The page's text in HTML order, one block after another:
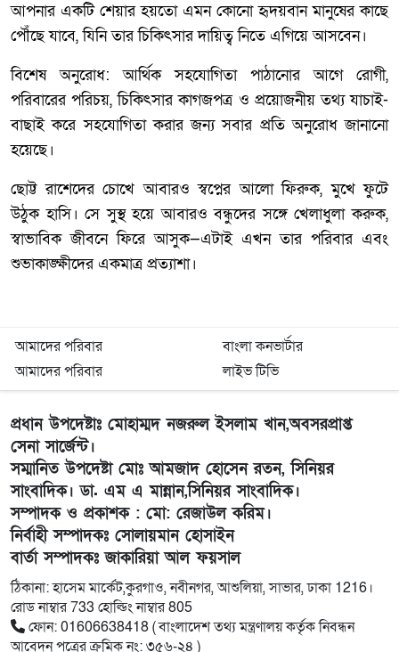
আপনার একটি শেয়ার হয়তো এমন কোনো হৃদয়বান মানুষের কাছে
পৌঁছে যাবে, যিনি তার চিকিৎসার দায়িত্ব নিতে এগিয়ে আসবেন।
বিশেষ অনুরোধ: আর্থিক সহযোগিতা পাঠানোর আগে রোগী,
পরিবারের পরিচয়, চিকিৎসার কাগজপত্র ও প্রয়োজনীয় তথ্য যাচাই-
বাছাই করে সহযোগিতা করার জন্য সবার প্রতি অনুরোধ জানানো
হয়েছে।
ছোট্ট রাশেদের চোখে আবারও স্বপ্নের আলো ফিরুক, মুখে ফুটে
উঠুক হাসি। সে সুস্থ হয়ে আবারও বন্ধুদের সঙ্গে খেলাধুলা করুক,
স্বাভাবিক জীবনে ফিরে আসুক—এটাই এখন তার পরিবার এবং
শুভাকাঙ্ক্ষীদের একমাত্র প্রত্যাশা।
আমাদের পরিবার
বাংলা কনভার্টার
আমাদের পরিবার
লাইভ টিভি
প্রধান উপদেষ্টাঃ মোহাম্মদ নজরুল ইসলাম খান,অবসরপ্রাপ্ত
সেনা সার্জেন্ট।
সম্মানিত উপদেষ্টা মোঃ আমজাদ হোসেন রতন, সিনিয়র
সাংবাদিক। ডা. এম এ মান্নান,সিনিয়র সাংবাদিক।
সম্পাদক ও প্রকাশক : মো: রেজাউল করিম।
নির্বাহী সম্পাদকঃ সোলায়মান হোসাইন
বার্তা সম্পাদকঃ জাকারিয়া আল ফয়সাল
ঠিকানা: হাসেম মার্কেট,কুরগাও, নবীনগর, আশুলিয়া, সাভার, ঢাকা 1216।
রোড নাম্বার 733 হোল্ডিং নাম্বার 805
ফোন: 01606638418 ( বাংলাদেশ তথ্য মন্ত্রণালয় কর্তৃক নিবন্ধন
আবেদন পত্রের ক্রমিক নং: ৩৫৬-২৪ )